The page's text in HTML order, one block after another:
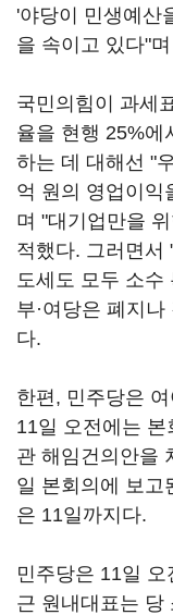
'야당이 민생예산
을 속이고 있다"
국민의힘이 과세
율을 현행 25%에
하는 데 대해선 "
억 원의 영업이익
며 "대기업만을
적했다. 그러면서
도세도 모두 소수
부·여당은 폐지
다.
한편, 민주당은
11일 오전에는
관 해임건의안을
일 본회의에 보고
은 11일까지다.
민주당은 11일
근 원내대표는 당